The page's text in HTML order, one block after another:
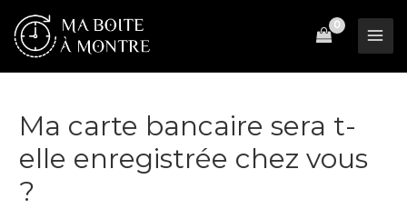
au
contenu
Ma carte bancaire sera t-
elle enregistrée chez vous
?